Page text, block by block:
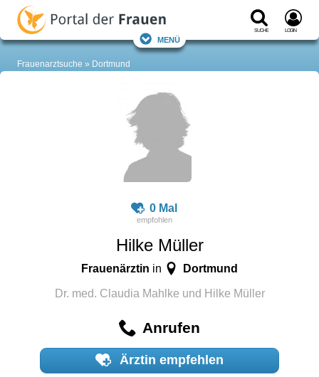
Suche Login
Menü
Frauenarztsuche Dortmund
0 Mal
Hilke Müller
Frauenärztin in Dortmund
Dr. med. Claudia Mahlke und Hilke Müller
Anrufen
Ärztin empfehlen